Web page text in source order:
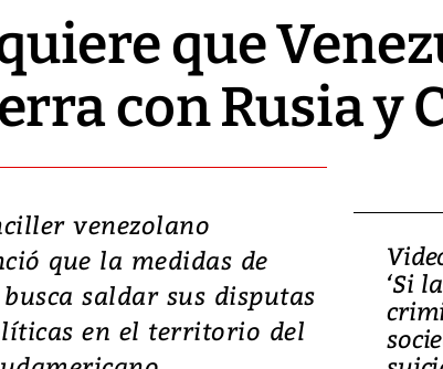
que
con Rusia y
venezolano
que la medidas de
busca saldar sus disputas
en el territorio del
Video, Japón: Terremoto
deja heridos y graves
daños en Kumamoto
‘Si